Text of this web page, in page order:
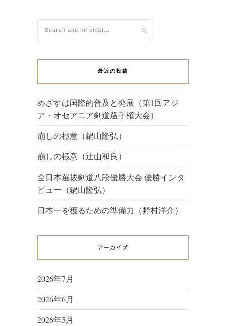
最近の投稿
めざすは国際的普及と発展（第1回アジ
ア・オセアニア剣道選手権大会）
崩しの極意（鍋山隆弘）
崩しの極意（辻山和良）
全日本選抜剣道八段優勝大会 優勝インタ
ビュー（鍋山隆弘）
日本一を獲るための準備力（野村洋介）
アーカイブ
2026年7月
2026年6月
2026年5月